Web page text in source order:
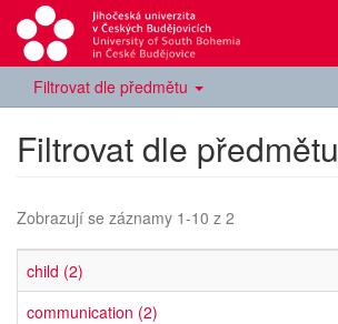
Filtrovat dle předmětu
Filtrovat dle předmětu
Zobrazují se záznamy 1-10 z 2
child (2)
communication (2)